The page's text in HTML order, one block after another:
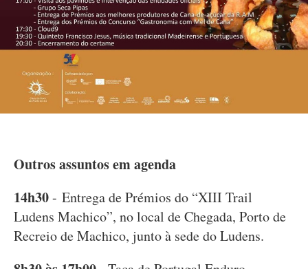
Outros assuntos em agenda
14h30- Entrega de Prémios do “XIII Trail
Ludens Machico”, no local de Chegada, Porto de
Recreio de Machico, junto à sede do Ludens.